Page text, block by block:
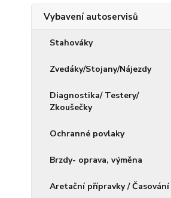
Vybavení autoservisů
Stahováky
Zvedáky/Stojany/Nájezdy
Diagnostika/ Testery/
Zkoušečky
Ochranné povlaky
Brzdy- oprava, výměna
Aretační přípravky / Časování